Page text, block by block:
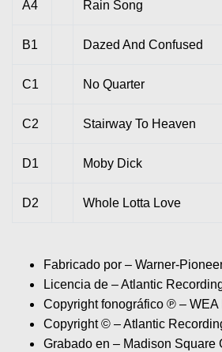
A4 Rain Song
B1 Dazed And Confused
C1 No Quarter
C2 Stairway To Heaven
D1 Moby Dick
D2 Whole Lotta Love
Fabricado por – Warner-
Licencia de – Atlantic
Copyright fonográfico ℗ – WEA
Copyright © – Atlantic
Grabado en – Madison Square